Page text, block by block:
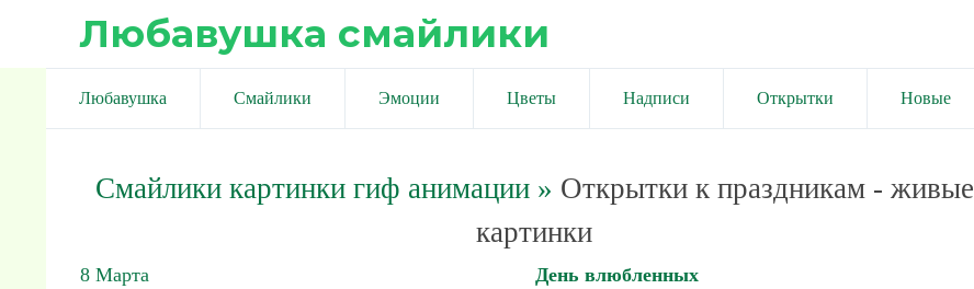
Любавушка смайлики
Любавушка Смайлики Эмоции Цветы Надписи Открытки Новые
Смайлики картинки гиф анимации» Открытки к праздникам - живые
картинки
8 Марта
День влюбленных